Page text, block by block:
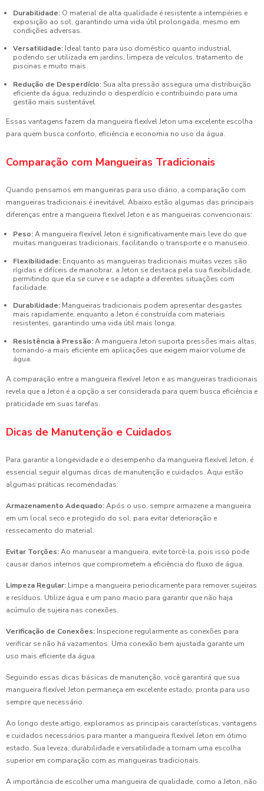
Durabilidade: O material de alta qualidade é resistente a intempéries e
exposição ao sol, garantindo uma vida útil prolongada, mesmo em
condições adversas.
Versatilidade: Ideal tanto para uso doméstico quanto industrial,
podendo ser utilizada em jardins, limpeza de veículos, tratamento de
piscinas e muito mais.
Redução de Desperdício: Sua alta pressão assegura uma distribuição
eficiente da água, reduzindo o desperdício e contribuindo para uma
gestão mais sustentável.
Essas vantagens fazem da mangueira flexível Jeton uma excelente escolha
para quem busca conforto, eficiência e economia no uso da água.
Comparação com Mangueiras Tradicionais
Quando pensamos em mangueiras para uso diário, a comparação com
mangueiras tradicionais é inevitável. Abaixo estão algumas das principais
diferenças entre a mangueira flexível Jeton e as mangueiras convencionais:
Peso:A mangueira flexível Jeton é significativamente mais leve do que
muitas mangueiras tradicionais, facilitando o transporte e o manuseio.
Flexibilidade: Enquanto as mangueiras tradicionais muitas vezes são
rígidas e difíceis de manobrar, a Jeton se destaca pela sua flexibilidade,
permitindo que ela se curve e se adapte a diferentes situações com
facilidade.
Durabilidade: Mangueiras tradicionais podem apresentar desgastes
mais rapidamente, enquanto a Jeton é construída com materiais
resistentes, garantindo uma vida útil mais longa.
Resistência à Pressão:A mangueira Jeton suporta pressões mais altas,
tornando-a mais eficiente em aplicações que exigem maior volume de
água.
A comparação entre a mangueira flexível Jeton e as mangueiras tradicionais
revela que a Jeton é a opção a ser considerada para quem busca eficiência e
praticidade em suas tarefas.
Dicas de Manutenção e Cuidados
Para garantir a longevidade e o desempenho da mangueira flexível Jeton, é
essencial seguir algumas dicas de manutenção e cuidados. Aqui estão
algumas práticas recomendadas:
Armazenamento Adequado:Após o uso, sempre armazene a mangueira
em um local seco e protegido do sol, para evitar deterioração e
ressecamento do material.
Evitar Torções:Ao manusear a mangueira, evite torcê-la, pois isso pode
causar danos internos que comprometem a eficiência do fluxo de água.
Limpeza Regular: Limpe a mangueira periodicamente para remover sujeiras
e resíduos. Utilize água e um pano macio para garantir que não haja
acúmulo de sujeira nas conexões.
Verificação de Conexões: Inspecione regularmente as conexões para
verificar se não há vazamentos. Uma conexão bem ajustada garante um
uso mais eficiente da água.
Seguindo essas dicas básicas de manutenção, você garantirá que sua
mangueira flexível Jeton permaneça em excelente estado, pronta para uso
sempre que necessário.
Ao longo deste artigo, exploramos as principais características, vantagens
e cuidados necessários para manter a mangueira flexível Jeton em ótimo
estado. Sua leveza, durabilidade e versatilidade a tornam uma escolha
superior em comparação com as mangueiras tradicionais.
A importância de escolher uma mangueira de qualidade, como a Jeton, não